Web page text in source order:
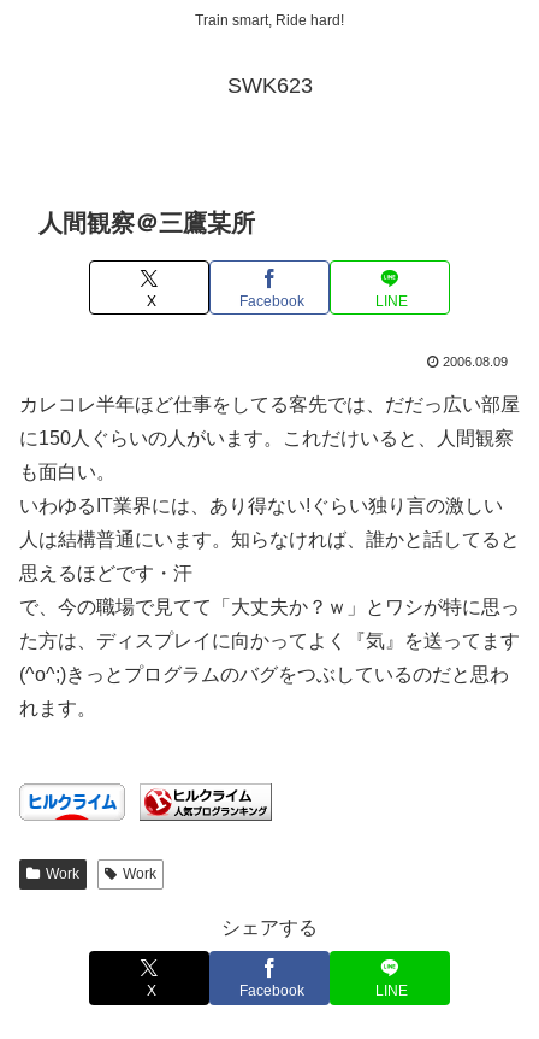
Train smart, Ride hard!
SWK623
人間観察＠三鷹某所
X Facebook LINE
2006.08.09
カレコレ半年ほど仕事をしてる客先では、だだっ広い部屋
に150人ぐらいの人がいます。これだけいると、人間観察
も面白い。
いわゆるIT業界には、あり得ない!ぐらい独り言の激しい
人は結構普通にいます。知らなければ、誰かと話してると
思えるほどです・汗
で、今の職場で見てて「大丈夫か？ｗ」とワシが特に思っ
た方は、ディスプレイに向かってよく『気』を送ってます
(^o^;)きっとプログラムのバグをつぶしているのだと思わ
れます。
Work Work
シェアする
X Facebook LINE